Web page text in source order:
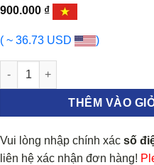
900.000 ₫
( ~ 36.73 USD )
BƠM NƯỚC ĐỘNG CƠ TERA
THÊM VÀO
Vui lòng nhập chính xác số
liên hệ xác nhận đơn hàng!